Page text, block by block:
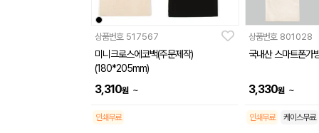
상품번호 517567
미니크로스에코백(주문제작)
(180*205mm)
3,310원 ~
인쇄무료
상품번호 801028
국내산 스마트폰가
3,330원 ~
인쇄무료 케이스무료